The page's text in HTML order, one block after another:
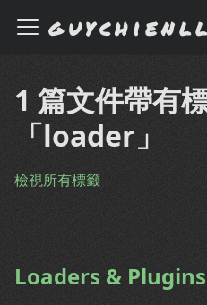
guychienll
1 篇文件帶有
「loader」
檢視所有標籤
Loaders & Plugins